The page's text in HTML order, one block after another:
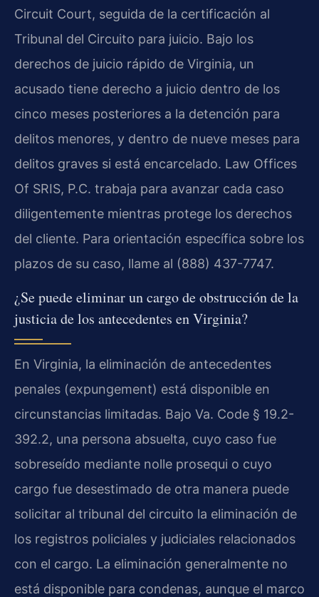
Circuit Court, seguida de la certificación al
Tribunal del Circuito para juicio. Bajo los
derechos de juicio rápido de Virginia, un
acusado tiene derecho a juicio dentro de los
cinco meses posteriores a la detención para
delitos menores, y dentro de nueve meses para
delitos graves si está encarcelado. Law Offices
Of SRIS, P.C. trabaja para avanzar cada caso
diligentemente mientras protege los derechos
del cliente. Para orientación específica sobre los
plazos de su caso, llame al (888) 437-7747.
¿Se puede eliminar un cargo de obstrucción de la
justicia de los antecedentes en Virginia?
En Virginia, la eliminación de antecedentes
penales (expungement) está disponible en
circunstancias limitadas. Bajo Va. Code § 19.2-
392.2, una persona absuelta, cuyo caso fue
sobreseído mediante nolle prosequi o cuyo
cargo fue desestimado de otra manera puede
solicitar al tribunal del circuito la eliminación de
los registros policiales y judiciales relacionados
con el cargo. La eliminación generalmente no
está disponible para condenas, aunque el marco